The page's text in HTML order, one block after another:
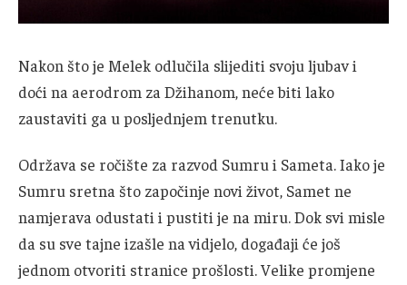
Nakon što je Melek odlučila slijediti svoju ljubav i
doći na aerodrom za Džihanom, neće biti lako
zaustaviti ga u posljednjem trenutku.
Održava se ročište za razvod Sumru i Sameta. Iako je
Sumru sretna što započinje novi život, Samet ne
namjerava odustati i pustiti je na miru. Dok svi misle
da su sve tajne izašle na vidjelo, događaji će još
jednom otvoriti stranice prošlosti. Velike promjene